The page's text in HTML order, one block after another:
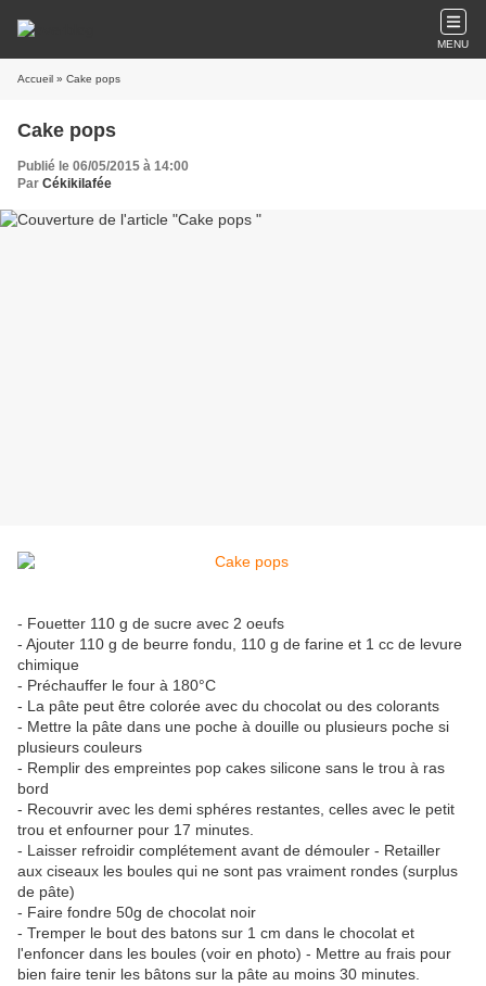
MENU
Accueil » Cake pops
Cake pops
Publié le 06/05/2015 à 14:00
Par Cékikilafée
- Fouetter 110 g de sucre avec 2 oeufs
- Ajouter 110 g de beurre fondu, 110 g de farine et 1 cc de levure
chimique
- Préchauffer le four à 180°C
- La pâte peut être colorée avec du chocolat ou des colorants
- Mettre la pâte dans une poche à douille ou plusieurs poche si
plusieurs couleurs
- Remplir des empreintes pop cakes silicone sans le trou à ras
bord
- Recouvrir avec les demi sphéres restantes, celles avec le petit
trou et enfourner pour 17 minutes.
- Laisser refroidir complétement avant de démouler - Retailler
aux ciseaux les boules qui ne sont pas vraiment rondes (surplus
de pâte)
- Faire fondre 50g de chocolat noir
- Tremper le bout des batons sur 1 cm dans le chocolat et
l'enfoncer dans les boules (voir en photo) - Mettre au frais pour
bien faire tenir les bâtons sur la pâte au moins 30 minutes.